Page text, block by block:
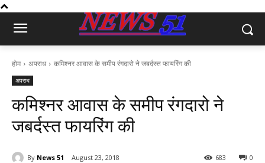
होम अपराध कमिश्नर आवास के समीप रंगदारो ने जबर्दस्त फायरिंग की
अपराध
कमिश्नर आवास के समीप रंगदारो ने
जबर्दस्त फायरिंग की
By News 51 August 23, 2018 0
683